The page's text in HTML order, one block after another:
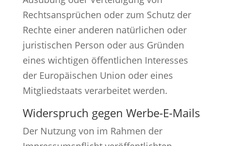
Rechtsansprüchen oder zum Schutz der
Rechte einer anderen natürlichen oder
juristischen Person oder aus Gründen
eines wichtigen öffentlichen Interesses
der Europäischen Union oder eines
Mitgliedstaats verarbeitet werden.
Widerspruch gegen Werbe-E-Mails
Der Nutzung von im Rahmen der